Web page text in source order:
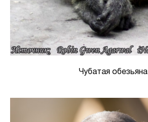
Чубатая обезьяна